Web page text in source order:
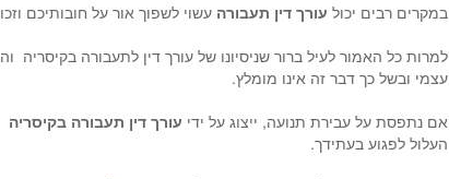
במקרים רבים יכול עורך דין תעבורה עשוי לשפוך אור על חובותיכם
למרות כל האמור לעיל ברור שניסיונו של עורך דין לתעבורה
עצמי ובשל כך דבר זה אינו מומלץ.
אם נתפסת על עבירת תנועה, ייצוג על ידי עורך דין תעבורה בקיסריה
העלול לפגוע בעתידך.